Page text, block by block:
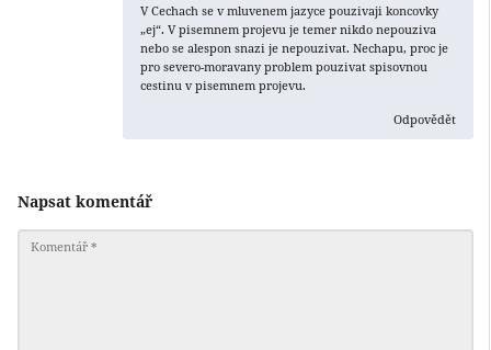
V Cechach se v mluvenem jazyce pouzivaji koncovky
„ej“. V pisemnem projevu je temer nikdo nepouziva
nebo se alespon snazi je nepouzivat. Nechapu, proc je
pro severo-moravany problem pouzivat spisovnou
cestinu v pisemnem projevu.
Odpovědět
Napsat komentář